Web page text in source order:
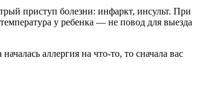
приступ болезни: инфаркт, инсульт. При
у ребенка — не повод для выезда
аллергия на что-то, то сначала вас